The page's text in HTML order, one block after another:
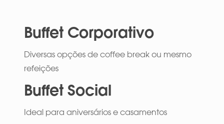
Buffet Corporativo
Diversas opções de coffee break ou mesmo
refeições
Buffet Social
Ideal para aniversários e casamentos